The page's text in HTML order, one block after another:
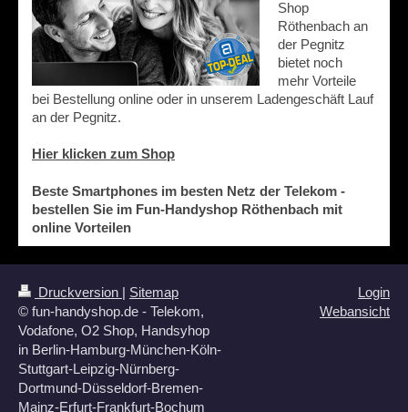
Shop
Röthenbach an
der Pegnitz
bietet noch
mehr Vorteile
bei Bestellung online oder in unserem Ladengeschäft Lauf
an der Pegnitz.
Hier klicken zum Shop
Beste Smartphones im besten Netz der Telekom -
bestellen Sie im Fun-Handyshop Röthenbach mit
online Vorteilen
Druckversion | Sitemap
© fun-handyshop.de - Telekom,
Vodafone, O2 Shop, Handsyhop
in Berlin-Hamburg-München-Köln-
Stuttgart-Leipzig-Nürnberg-
Dortmund-Düsseldorf-Bremen-
Mainz-Erfurt-Frankfurt-Bochum
Login
Webansicht